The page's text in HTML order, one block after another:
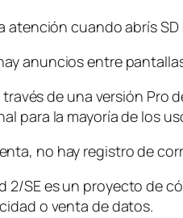
atención cuando abrís
anuncios entre
de una versión
para la mayoría de los
no hay registro de
2/SE es un proyecto de
o venta de datos.